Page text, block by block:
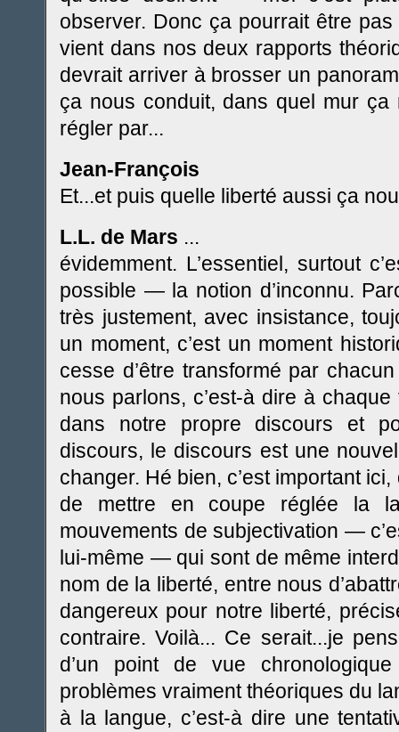
observer. Donc ça pourrait être
vient dans nos deux rapports
devrait arriver à brosser un
ça nous conduit, dans quel mur ça
régler par...
Jean-François
Et...et puis quelle liberté aussi ça
L.L. de Mars ...
évidemment. L’essentiel, surtout
possible — la notion d’inconnu.
très justement, avec insistance,
un moment, c’est un moment
cesse d’être transformé par
nous parlons, c’est-à dire à
dans notre propre discours et
discours, le discours est une
changer. Hé bien, c’est important
de mettre en coupe réglée la
mouvements de subjectivation —
lui-même — qui sont de même
nom de la liberté, entre nous
dangereux pour notre liberté,
contraire. Voilà... Ce serait...je
d’un point de vue
problèmes vraiment théoriques du
à la langue, c’est-à dire une